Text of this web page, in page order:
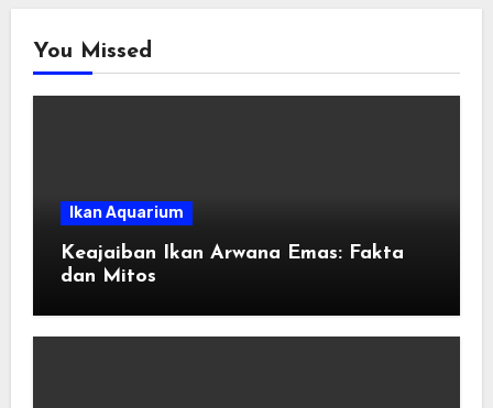
You Missed
Ikan Aquarium
Keajaiban Ikan Arwana Emas: Fakta
dan Mitos